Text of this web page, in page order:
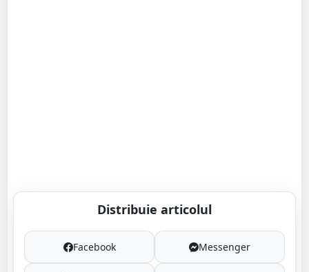
Distribuie articolul
Facebook Messenger